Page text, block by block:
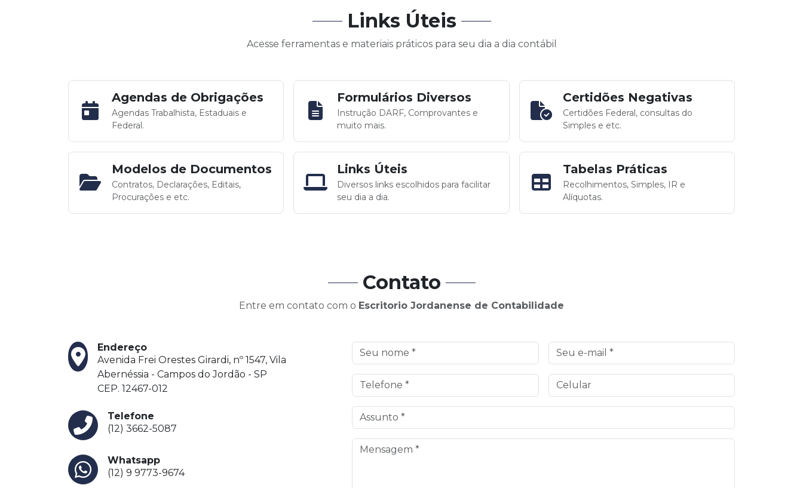
Links Úteis
Acesse ferramentas e materiais práticos para seu dia a dia contábil
Agendas de Obrigações
Agendas Trabalhista, Estaduais e
Federal.
Formulários Diversos
Instrução DARF, Comprovantes e
muito mais.
Certidões Negativas
Certidões Federal, consultas do
Simples e etc.
Modelos de Documentos
Contratos, Declarações, Editais,
Procurações e etc.
Links Úteis
Diversos links escolhidos para facilitar
seu dia a dia.
Tabelas Práticas
Recolhimentos, Simples, IR e
Alíquotas.
Contato
Entre em contato com o Escritorio Jordanense de Contabilidade
Endereço
Avenida Frei Orestes Girardi, nº 1547, Vila
Abernéssia - Campos do Jordão - SP
CEP. 12467-012
Telefone
(12) 3662-5087
Whatsapp
(12) 9 9773-9674